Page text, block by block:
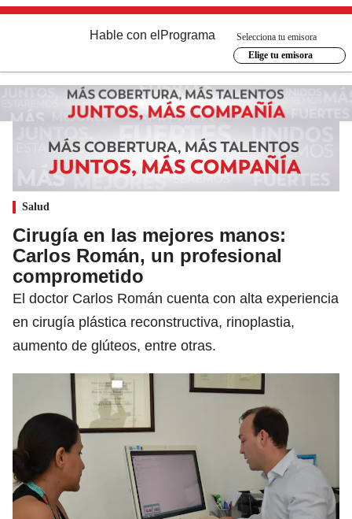
Hable con el Programa
Selecciona tu emisora
Elige tu emisora
Salud
Cirugía en las mejores manos:
Carlos Román, un profesional
comprometido
El doctor Carlos Román cuenta con alta experiencia
en cirugía plástica reconstructiva, rinoplastia,
aumento de glúteos, entre otras.